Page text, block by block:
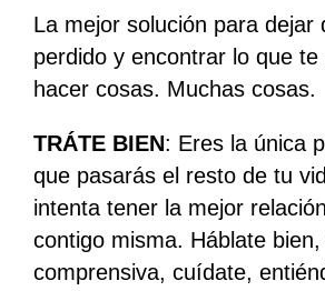
La mejor solución para dejar
perdido y encontrar lo que te
hacer cosas. Muchas cosas.
TRÁTE BIEN: Eres la única
que pasarás el resto de tu
intenta tener la mejor
contigo misma. Háblate
comprensiva, cuídate,